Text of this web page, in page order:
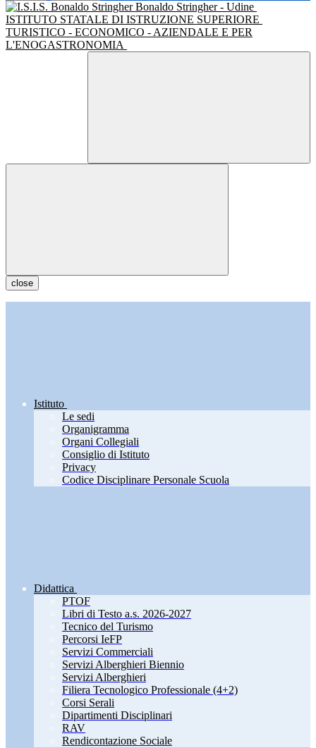
Bonaldo Stringher - Udine
ISTITUTO STATALE DI ISTRUZIONE SUPERIORE
TURISTICO - ECONOMICO - AZIENDALE E PER
L'ENOGASTRONOMIA
close
Istituto
Le sedi
Organigramma
Organi Collegiali
Consiglio di Istituto
Privacy
Codice Disciplinare Personale Scuola
Didattica
PTOF
Libri di Testo a.s. 2026-2027
Tecnico del Turismo
Percorsi IeFP
Servizi Commerciali
Servizi Alberghieri Biennio
Servizi Alberghieri
Filiera Tecnologico Professionale (4+2)
Corsi Serali
Dipartimenti Disciplinari
RAV
Rendicontazione Sociale